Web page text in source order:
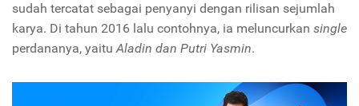
sudah tercatat sebagai penyanyi dengan rilisan sejumlah
karya. Di tahun 2016 lalu contohnya, ia meluncurkan single
perdananya, yaituAladin dan Putri Yasmin.